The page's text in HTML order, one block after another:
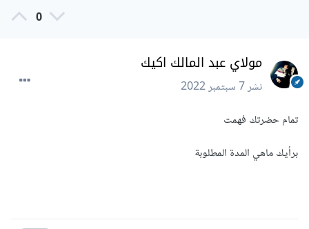
0
مولاي عبد المالك اكيك
نشر7 سبتمبر 2022
تمام حضرتك فهمت
برأيك ماهي المدة المطلوبة